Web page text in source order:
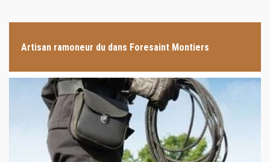
Artisan ramoneur du dans Foresaint Montiers